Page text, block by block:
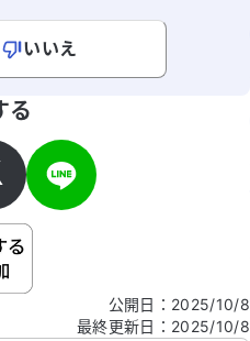
いいえ
細などの個人情報は入れないでくだ
る
公開日 ： 2025/10/8
最終更新日 ： 2025/10/8